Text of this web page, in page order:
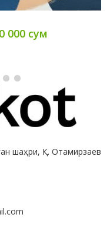
шаҳри, Қ. Отамирзаев